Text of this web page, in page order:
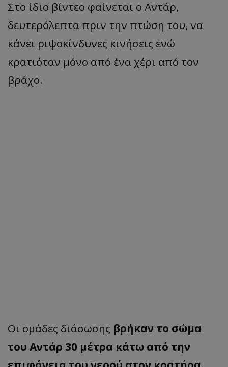
Στο ίδιο βίντεο φαίνεται ο Αντάρ,
δευτερόλεπτα πριν την πτώση του, να
κάνει ριψοκίνδυνες κινήσεις ενώ
κρατιόταν μόνο από ένα χέρι από τον
βράχο.
Οι ομάδες διάσωσης βρήκαν το σώμα
του Αντάρ 30 μέτρα κάτω από την